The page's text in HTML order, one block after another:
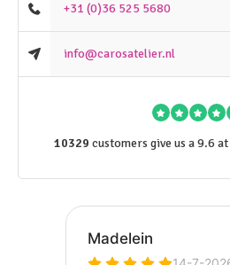
+31 (0)36 525 5680
info@carosatelier.nl
10329 customers give us a 9.6 at